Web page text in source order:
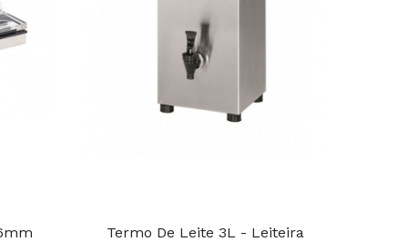
Termo De Leite 3L - Leiteira